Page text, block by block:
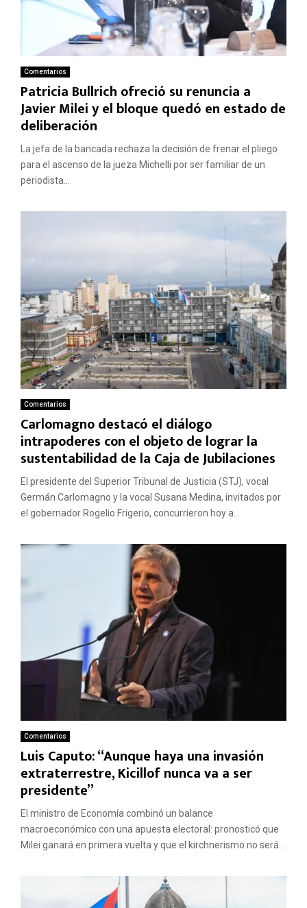
Comentarios
Patricia Bullrich ofreció su renuncia a
Javier Milei y el bloque quedó en estado de
deliberación
La jefa de la bancada rechaza la decisión de frenar el pliego
para el ascenso de la jueza Michelli por ser familiar de un
periodista...
Comentarios
Carlomagno destacó el diálogo
intrapoderes con el objeto de lograr la
sustentabilidad de la Caja de Jubilaciones
El presidente del Superior Tribunal de Justicia (STJ), vocal
Germán Carlomagno y la vocal Susana Medina, invitados por
el gobernador Rogelio Frigerio, concurrieron hoy a...
Comentarios
Luis Caputo: “Aunque haya una invasión
extraterrestre, Kicillof nunca va a ser
presidente”
El ministro de Economía combinó un balance
macroeconómico con una apuesta electoral: pronosticó que
Milei ganará en primera vuelta y que el kirchnerismo no será...